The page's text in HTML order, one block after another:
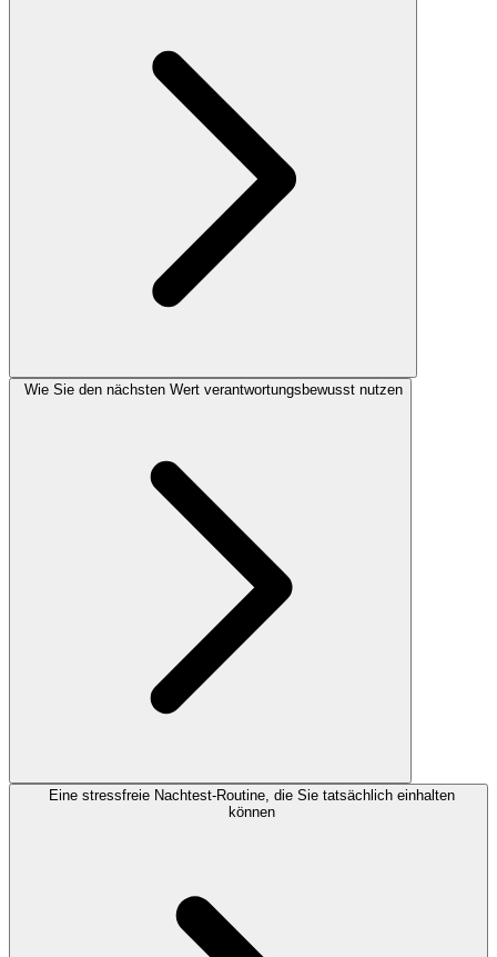
Wie Sie den nächsten Wert verantwortungsbewusst nutzen
Eine stressfreie Nachtest-Routine, die Sie tatsächlich einhalten
können